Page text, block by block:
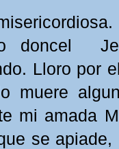
doncel
Lloro por
muere
mi amada
se